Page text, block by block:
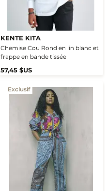
KENTE KITA
Chemise Cou Rond en lin blanc et
frappe en bande tissée
57,45 $US
Exclusif